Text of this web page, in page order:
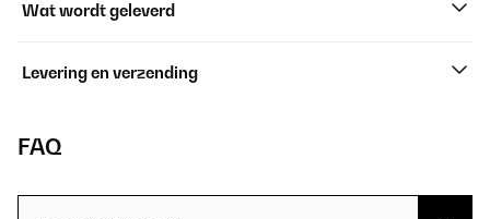
Wat wordt geleverd
Levering en verzending
FAQ